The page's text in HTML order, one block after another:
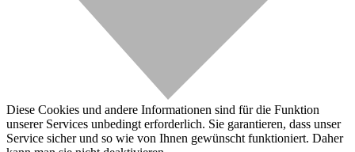
Diese Cookies und andere Informationen sind für die Funktion
unserer Services unbedingt erforderlich. Sie garantieren, dass unser
Service sicher und so wie von Ihnen gewünscht funktioniert. Daher